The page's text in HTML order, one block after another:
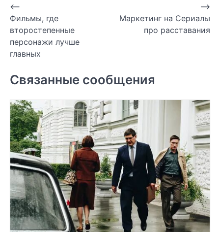
Навигация
по
записям
⟵
Фильмы, где
второстепенные
персонажи лучше
главных
Маркетинг на Сериалы
про расставания
⟶
Связанные сообщения